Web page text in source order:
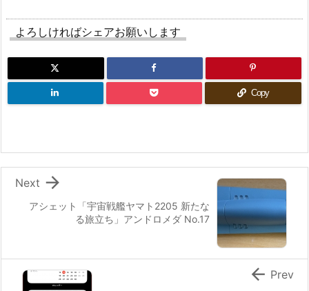
よろしければシェアお願いします
Copy
アシェット「宇宙戦艦ヤマト2205 新たな
る旅立ち」アンドロメダ No.17

Next
 Prev